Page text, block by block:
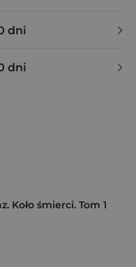
dni
dni
Koło śmierci. Tom 1